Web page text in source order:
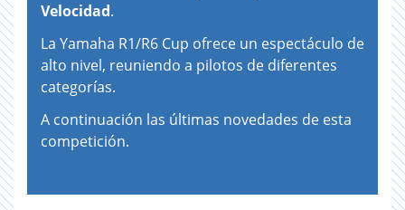
Velocidad.
La Yamaha R1/R6 Cup ofrece un espectáculo de
alto nivel, reuniendo a pilotos de diferentes
categorías.
A continuación las últimas novedades de esta
competición.